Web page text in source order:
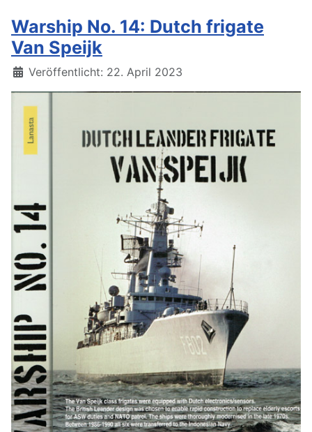
Warship No. 14: Dutch frigate
Van Speijk
Details
Veröffentlicht: 22. April 2023